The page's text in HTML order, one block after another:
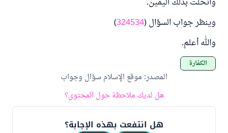
وينظر جواب السؤال (324534
)
والله أعلم.
الكفارة
المصدر: موقع الإسلام سؤال وجواب
هل لديك ملاحظة حول المحتوى؟
هل انتفعت بهذه الإجابة؟